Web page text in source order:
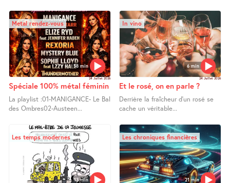
58 min
Metal rendez-vous
24 Juillet 2026
Spéciale 100% métal féminin
La playlist :01-MANIGANCE- Le Bal
des Ombres02-Austeen...
6 min
In vino
24 Juillet 2026
Et le rosé, on en parle ?
Derrière la fraîcheur d’un rosé se
cache un véritable...
13 min
Les temps modernes
21 min
Les chroniques financières